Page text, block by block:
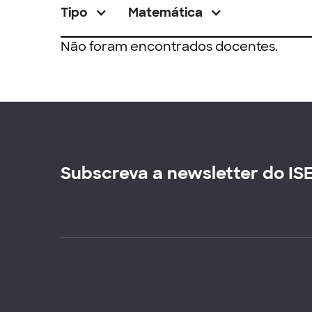
Tipo Matemática
Não foram encontrados docentes.
Subscreva a newsletter do